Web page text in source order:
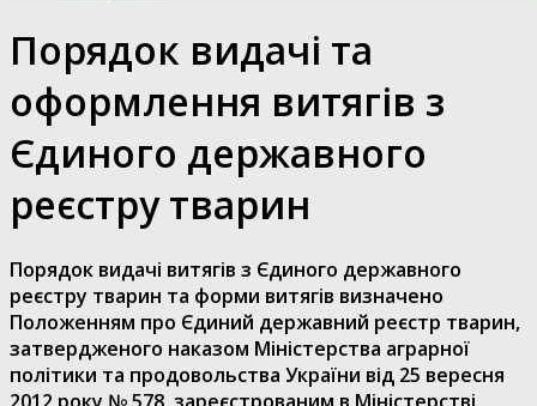
Порядок видачі та
оформлення витягів з
Єдиного державного
реєстру тварин
Порядок видачі витягів з Єдиного державного
реєстру тварин та форми витягів визначено
Положенням про Єдиний державний реєстр тварин,
затвердженого наказом Міністерства аграрної
політики та продовольства України від 25 вересня